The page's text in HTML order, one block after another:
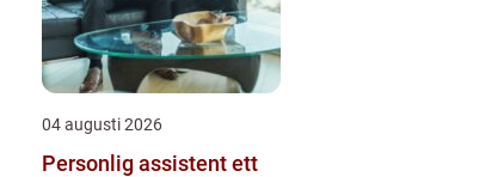
04 augusti 2026
Personlig assistent ett